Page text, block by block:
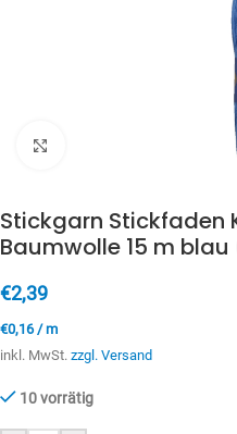
Stickgarn Stickfaden
Baumwolle 15 m
€2,39
€0,16/m
inkl. MwSt. zzgl. Versand
10 vorrätig